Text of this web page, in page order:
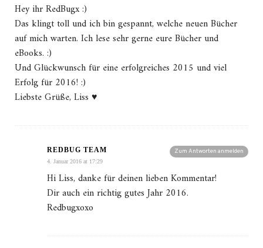
Hey ihr RedBugx :)
Das klingt toll und ich bin gespannt, welche neuen Bücher
auf mich warten. Ich lese sehr gerne eure Bücher und
eBooks. :)
Und Glückwunsch für eine erfolgreiches 2015 und viel
Erfolg für 2016! :)
Liebste Grüße, Liss ♥
Zum Antworten anmelden
REDBUG TEAM
4. Januar 2016 at 17:29
Hi Liss, danke für deinen lieben Kommentar!
Dir auch ein richtig gutes Jahr 2016.
Redbugxoxo